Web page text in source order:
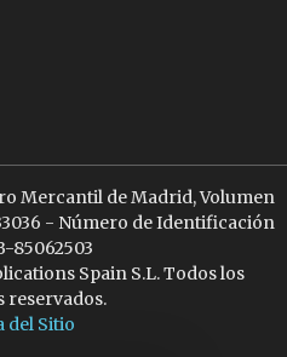
Mercantil de Madrid, Volumen
- Número de Identificación
85062503
Spain S.L. Todos los
reservados.
del Sitio